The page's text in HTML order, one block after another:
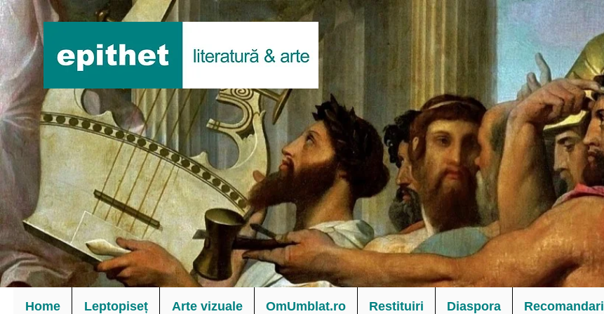
Home Leptopiseț Arte vizuale OmUmblat.ro Restituiri Diaspora Recomandari